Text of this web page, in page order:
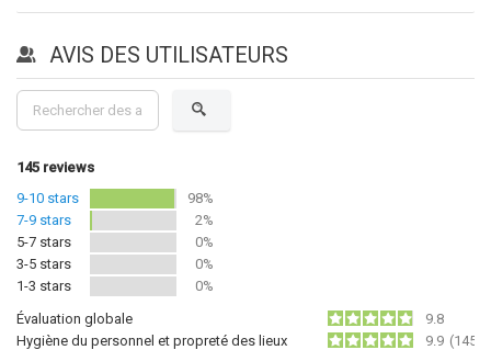
AVIS DES UTILISATEURS
145 reviews
9-10 stars
98%
7-9 stars
2%
5-7 stars
0%
3-5 stars
0%
1-3 stars
0%
Évaluation globale
9.8
Hygiène du personnel et propreté des lieux
9.9 (145)